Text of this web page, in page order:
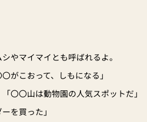
やマイマイとも呼ばれるよ。
がこおって、しもになる」
〇〇山は動物園の人気スポットだ」
を買った」